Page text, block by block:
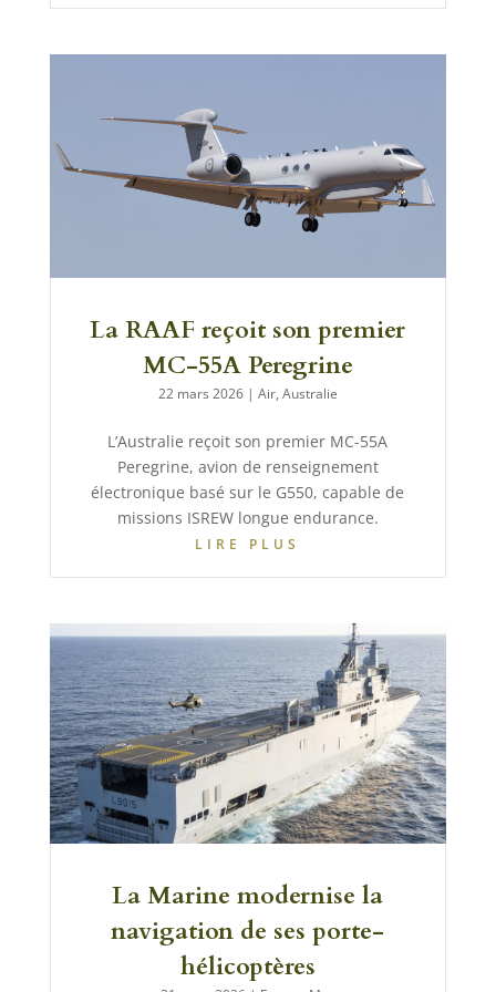
La RAAF reçoit son premier
MC-55A Peregrine
22 mars 2026| Air, Australie
L’Australie reçoit son premier MC-55A
Peregrine, avion de renseignement
électronique basé sur le G550, capable de
missions ISREW longue endurance.
LIRE PLUS
La Marine modernise la
navigation de ses porte-
hélicoptères